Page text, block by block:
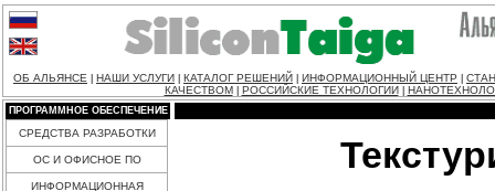
ОБ АЛЬЯНСЕ НАШИ УСЛУГИ КАТАЛОГ РЕШЕНИЙ ИНФОРМАЦИОННЫЙ ЦЕНТР
КАЧЕСТВОМ
РОССИЙСКИЕ ТЕХНОЛОГИИ
ПРОГРАММНОЕ ОБЕСПЕЧЕНИЕ
СРЕДСТВА РАЗРАБОТКИ
ОС И ОФИСНОЕ ПО
ИНФОРМАЦИОННАЯ